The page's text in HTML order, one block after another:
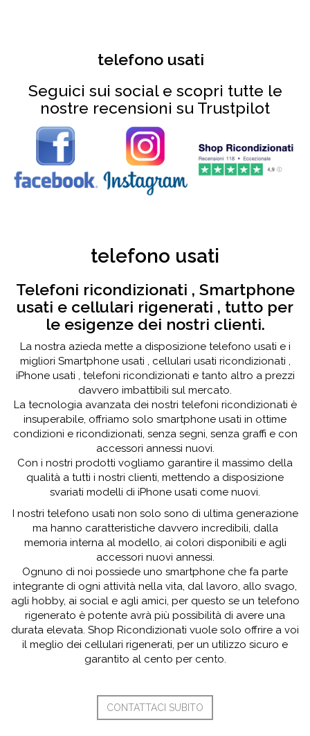
telefono usati
Seguici sui social e scopri tutte le
nostre recensioni su Trustpilot
telefono usati
Telefoni ricondizionati , Smartphone
usati e cellulari rigenerati , tutto per
le esigenze dei nostri clienti.
La nostra azieda mette a disposizione telefono usati e i
migliori Smartphone usati , cellulari usati ricondizionati ,
iPhone usati , telefoni ricondizionati e tanto altro a prezzi
davvero imbattibili sul mercato.
La tecnologia avanzata dei nostri telefoni ricondizionati è
insuperabile, offriamo solo smartphone usati in ottime
condizioni e ricondizionati, senza segni, senza graffi e con
accessori annessi nuovi.
Con i nostri prodotti vogliamo garantire il massimo della
qualità a tutti i nostri clienti, mettendo a disposizione
svariati modelli di iPhone usati come nuovi.
I nostri telefono usati non solo sono di ultima generazione
ma hanno caratteristiche davvero incredibili, dalla
memoria interna al modello, ai colori disponibili e agli
accessori nuovi annessi.
Ognuno di noi possiede uno smartphone che fa parte
integrante di ogni attività nella vita, dal lavoro, allo svago,
agli hobby, ai social e agli amici, per questo se un telefono
rigenerato è potente avrà più possibilità di avere una
durata elevata. Shop Ricondizionati vuole solo offrire a voi
il meglio dei cellulari rigenerati, per un utilizzo sicuro e
garantito al cento per cento.
CONTATTACI SUBITO